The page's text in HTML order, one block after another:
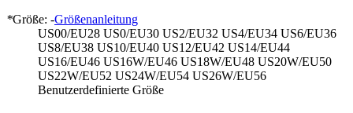
*Größe: -Größenanleitung
US00/EU28 US0/EU30 US2/EU32 US4/EU34 US6/EU36
US8/EU38 US10/EU40 US12/EU42 US14/EU44
US16/EU46 US16W/EU46 US18W/EU48 US20W/EU50
US22W/EU52 US24W/EU54 US26W/EU56
Benutzerdefinierte Größe